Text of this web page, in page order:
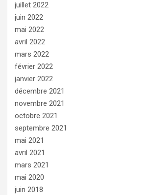
juillet 2022
juin 2022
mai 2022
avril 2022
mars 2022
février 2022
janvier 2022
décembre 2021
novembre 2021
octobre 2021
septembre 2021
mai 2021
avril 2021
mars 2021
mai 2020
juin 2018